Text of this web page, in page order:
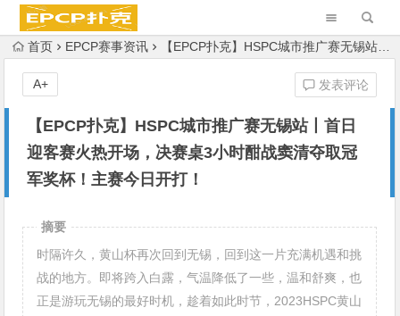
首页 EPCP赛事资讯 【EPCP扑克】HSPC城市推广赛无锡站丨首日迎客赛火热开场，决赛桌3小时酣战窦清夺取冠军奖杯！主赛今日开打！
【EPCP扑克】HSPC城市推广赛无锡站丨首日
迎客赛火热开场，决赛桌3小时酣战窦清夺取冠
军奖杯！主赛今日开打！
发表评论
A+
摘要
时隔许久，黄山杯再次回到无锡，回到这一片充满机遇和挑
战的地方。即将跨入白露，气温降低了一些，温和舒爽，也
正是游玩无锡的最好时机，趁着如此时节，2023HSPC黄山